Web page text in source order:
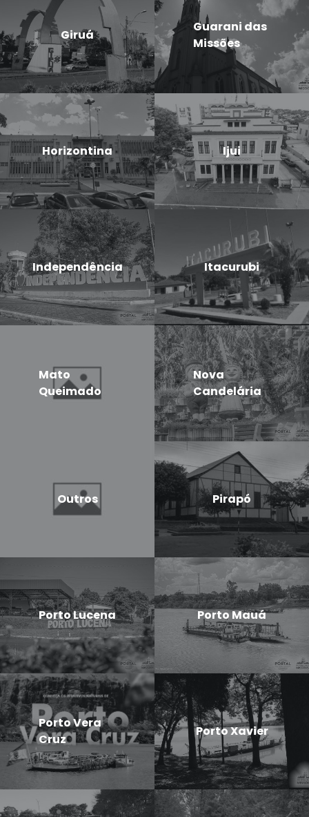
Giruá
Guarani das
Missões
Horizontina Ijui
Independência Itacurubi
Mato
Queimado
Nova
Candelária
Outros Pirapó
Porto Lucena Porto Mauá
Porto Vera
Cruz
Porto Xavier